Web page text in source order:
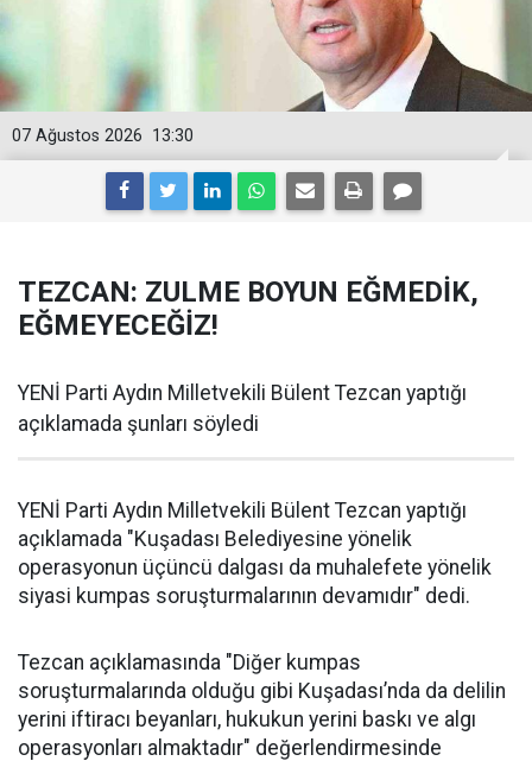
13:30
07 Ağustos 2026
TEZCAN: ZULME BOYUN EĞMEDİK,
EĞMEYECEĞİZ!
YENİ Parti Aydın Milletvekili Bülent Tezcan yaptığı
açıklamada şunları söyledi
YENİ Parti Aydın Milletvekili Bülent Tezcan yaptığı
açıklamada "Kuşadası Belediyesine yönelik
operasyonun üçüncü dalgası da muhalefete yönelik
siyasi kumpas soruşturmalarının devamıdır" dedi.
Tezcan açıklamasında "Diğer kumpas
soruşturmalarında olduğu gibi Kuşadası’nda da delilin
yerini iftiracı beyanları, hukukun yerini baskı ve algı
operasyonları almaktadır" değerlendirmesinde